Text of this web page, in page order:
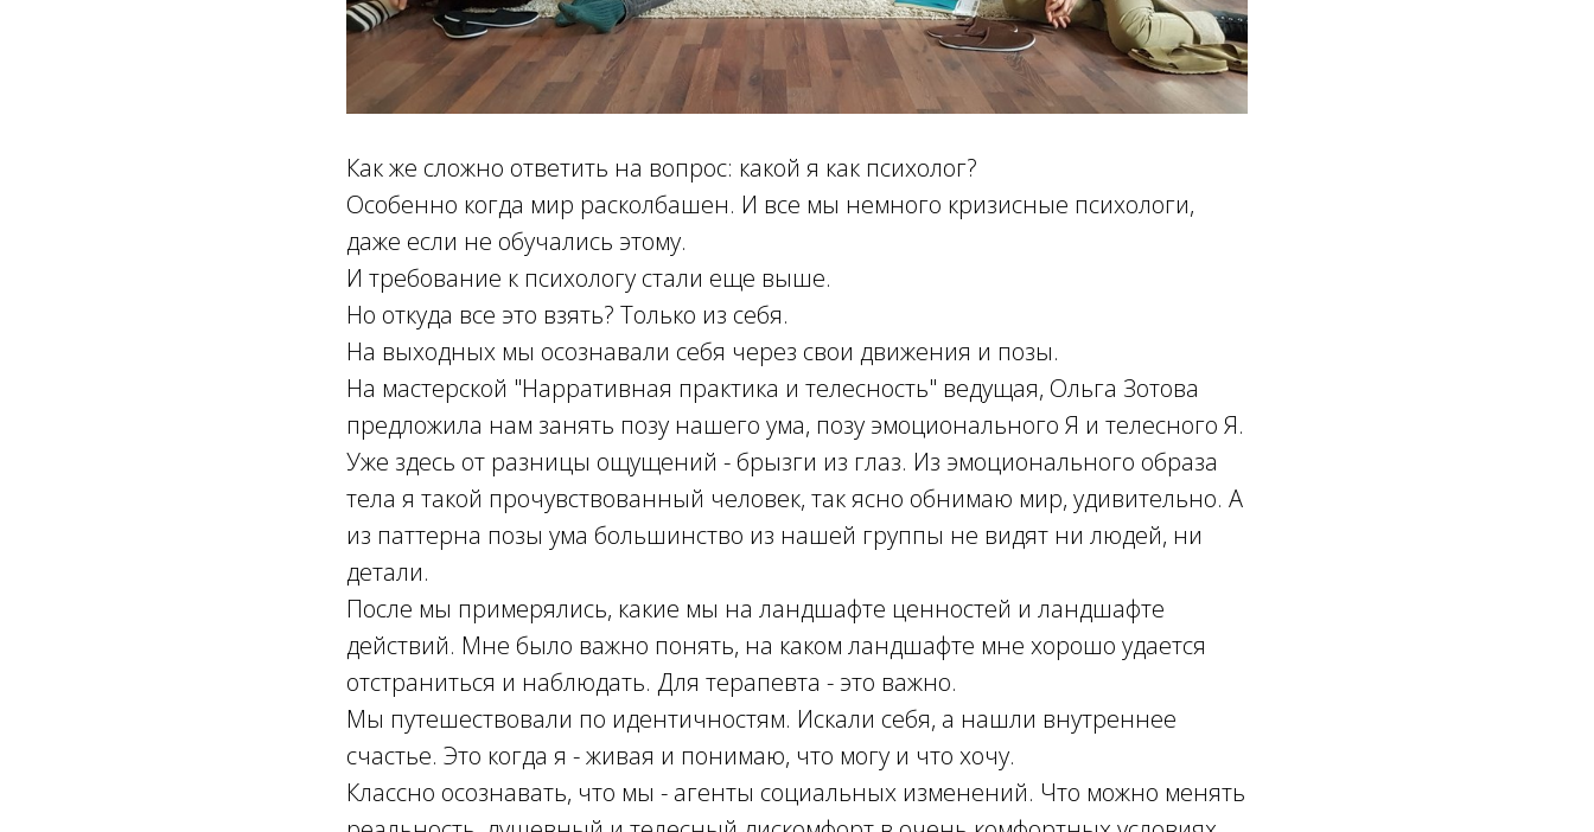
Как же сложно ответить на вопрос: какой я как психолог?
Особенно когда мир расколбашен. И все мы немного кризисные психологи,
даже если не обучались этому.
И требование к психологу стали еще выше.
Но откуда все это взять? Только из себя.
На выходных мы осознавали себя через свои движения и позы.
На мастерской "Нарративная практика и телесность" ведущая, Ольга Зотова
предложила нам занять позу нашего ума, позу эмоционального Я и телесного Я.
Уже здесь от разницы ощущений - брызги из глаз. Из эмоционального образа
тела я такой прочувствованный человек, так ясно обнимаю мир, удивительно. А
из паттерна позы ума большинство из нашей группы не видят ни людей, ни
детали.
После мы примерялись, какие мы на ландшафте ценностей и ландшафте
действий. Мне было важно понять, на каком ландшафте мне хорошо удается
отстраниться и наблюдать. Для терапевта - это важно.
Мы путешествовали по идентичностям. Искали себя, а нашли внутреннее
счастье. Это когда я - живая и понимаю, что могу и что хочу.
Классно осознавать, что мы - агенты социальных изменений. Что можно менять